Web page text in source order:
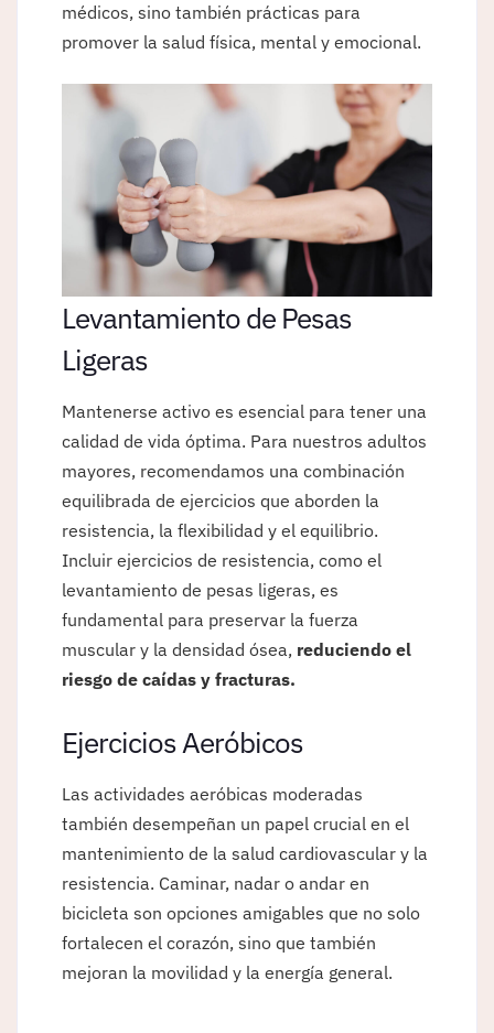
médicos, sino también prácticas para
promover la salud física, mental y emocional.
Levantamiento de Pesas
Ligeras
Mantenerse activo es esencial para tener una
calidad de vida óptima. Para nuestros adultos
mayores, recomendamos una combinación
equilibrada de ejercicios que aborden la
resistencia, la flexibilidad y el equilibrio.
Incluir ejercicios de resistencia, como el
levantamiento de pesas ligeras, es
fundamental para preservar la fuerza
muscular y la densidad ósea, reduciendo el
riesgo de caídas y fracturas.
Ejercicios Aeróbicos
Las actividades aeróbicas moderadas
también desempeñan un papel crucial en el
mantenimiento de la salud cardiovascular y la
resistencia. Caminar, nadar o andar en
bicicleta son opciones amigables que no solo
fortalecen el corazón, sino que también
mejoran la movilidad y la energía general.